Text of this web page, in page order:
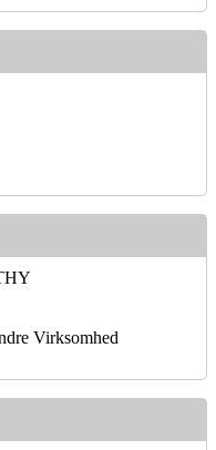
Virksomhed